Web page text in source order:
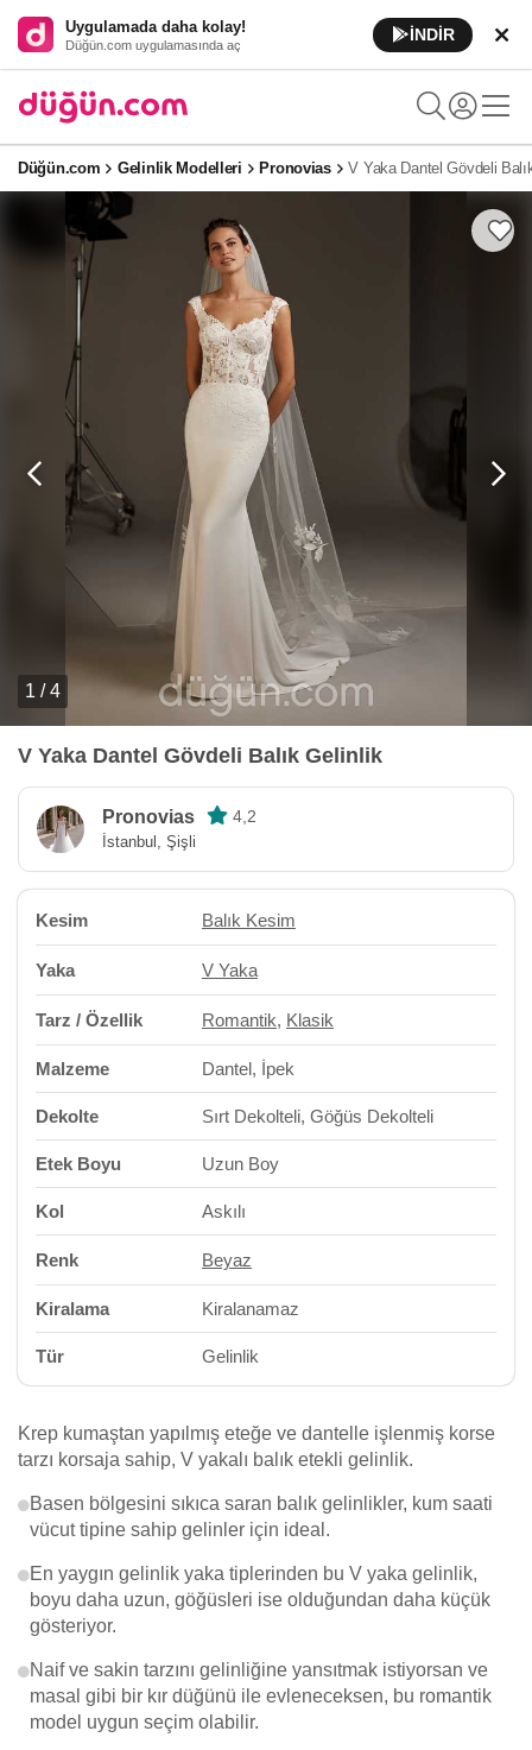
Uygulamada daha kolay!
Düğün.com uygulamasında aç
İNDİR
Düğün.com Gelinlik Modelleri Pronovias V Yaka Dantel Gövdeli
1 / 4
V Yaka Dantel Gövdeli Balık Gelinlik
Pronovias 4,2
İstanbul, Şişli
Kesim Balık Kesim
Yaka V Yaka
Tarz / Özellik Romantik, Klasik
Malzeme Dantel, İpek
Dekolte Sırt Dekolteli, Göğüs Dekolteli
Etek Boyu Uzun Boy
Kol Askılı
Renk Beyaz
Kiralama Kiralanamaz
Tür Gelinlik
Krep kumaştan yapılmış eteğe ve dantelle işlenmiş korse
tarzı korsaja sahip, V yakalı balık etekli gelinlik.
Basen bölgesini sıkıca saran balık gelinlikler, kum saati
vücut tipine sahip gelinler için ideal.
En yaygın gelinlik yaka tiplerinden bu V yaka gelinlik,
boyu daha uzun, göğüsleri ise olduğundan daha küçük
gösteriyor.
Naif ve sakin tarzını gelinliğine yansıtmak istiyorsan ve
masal gibi bir kır düğünü ile evleneceksen, bu romantik
model uygun seçim olabilir.